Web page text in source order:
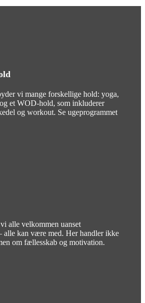
vi mange forskellige hold: yoga,
et WOD-hold, som inkluderer
og workout. Se ugeprogrammet
alle velkommen uanset
alle kan være med. Her handler ikke
om fællesskab og motivation.